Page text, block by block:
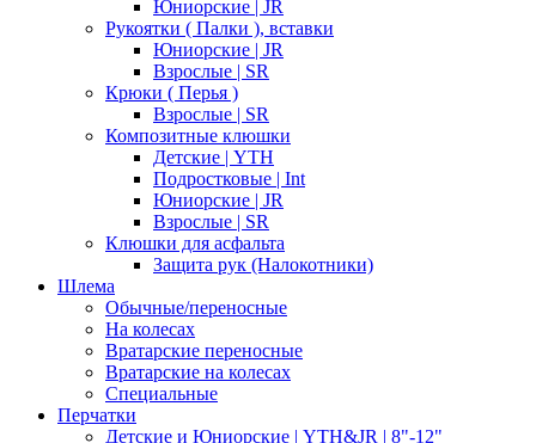
Юниорские | JR
Рукоятки ( Палки ), вставки
Юниорские | JR
Взрослые | SR
Крюки ( Перья )
Взрослые | SR
Композитные клюшки
Детские | YTH
Подростковые | Int
Юниорские | JR
Взрослые | SR
Клюшки для асфальта
Защита рук (Налокотники)
Шлема
Обычные/переносные
На колесах
Вратарские переносные
Вратарские на колесах
Специальные
Перчатки
Детские и Юниорские | YTH&JR | 8"-12"